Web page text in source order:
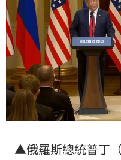
▲俄羅斯總統普丁